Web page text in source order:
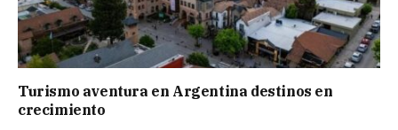
Turismo aventura en Argentina destinos en
crecimiento